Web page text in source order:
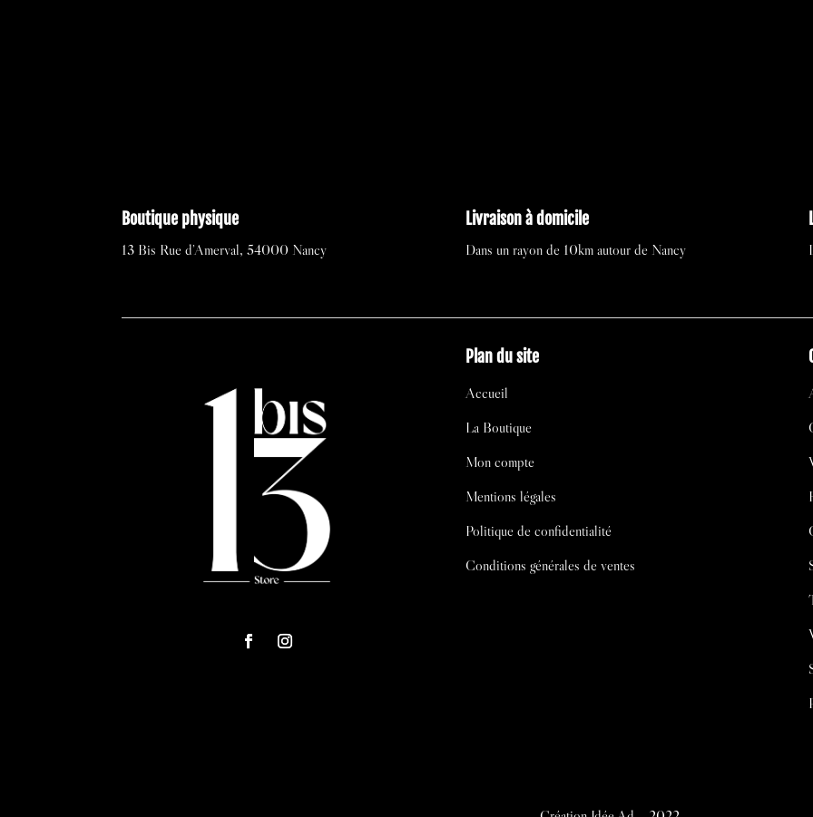
Boutique physique
13 Bis Rue d’Amerval, 54000 Nancy
Livraison à domicile
Dans un rayon de 10km autour de Nancy
Plan du site
Accueil
La Boutique
Mon compte
Mentions légales
Politique de confidentialité
Conditions générales de ventes